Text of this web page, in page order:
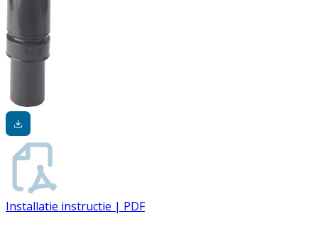
Installatie instructie | PDF